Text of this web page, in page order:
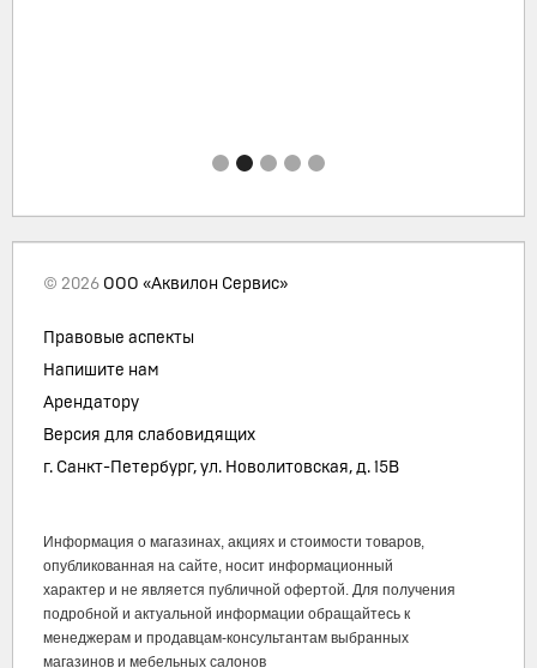
© 2026 ООО «Аквилон Сервис»
Правовые аспекты
Напишите нам
Арендатору
Версия для слабовидящих
г. Санкт-Петербург, ул. Новолитовская, д. 15В
Информация о магазинах, акциях и стоимости товаров,
опубликованная на сайте, носит информационный
характер и не является публичной офертой. Для получения
подробной и актуальной информации обращайтесь к
менеджерам и продавцам-консультантам выбранных
магазинов и мебельных салонов